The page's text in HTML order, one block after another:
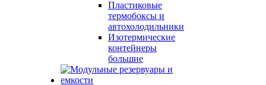
Пластиковые
термобоксы и
автохолодильники
Изотермические
контейнеры
большие